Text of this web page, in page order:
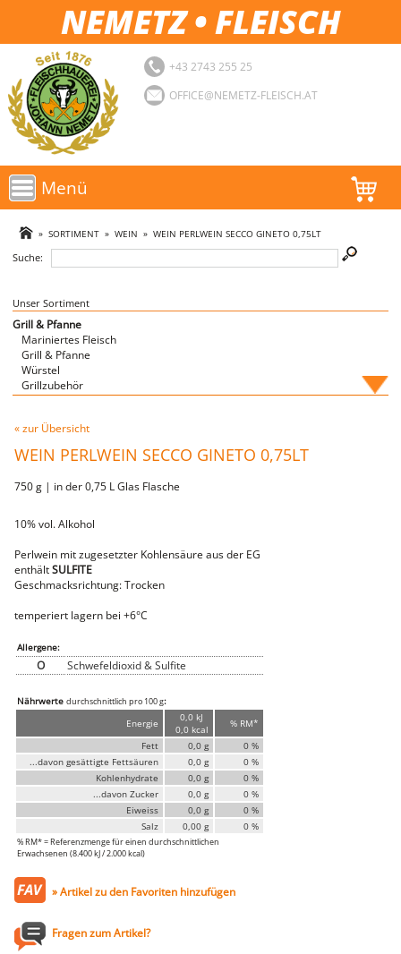
NEMETZ • FLEISCH
+43 2743 255 25
OFFICE@NEMETZ-FLEISCH.AT
Menü
AKTIONEN
SORTIMENT
LOGIN
FAVORITEN
» SORTIMENT» WEIN » WEIN PERLWEIN SECCO GINETO 0,75LT
Suche:
Unser Sortiment
Grill & Pfanne
Mariniertes Fleisch
Grill & Pfanne
Würstel
Grillzubehör
Fische
Fleischwaren
heimisches Wild
Hirsch & Reh
vom Wild
vom Rind
Steaks
Filet
Karree
vom Schwein
Sur
Steaks
Huhn
Faschiertes
STEAKS
DELUXE Rind
Steaks vom SCHWEIN
Nemetz-Menü
Wurstwaren
« zur Übersicht
WEIN PERLWEIN SECCO GINETO 0,75LT
750 g | in der 0,75 L Glas Flasche
10% vol. Alkohol
Perlwein mit zugesetzter Kohlensäure aus der EG
enthältSULFITE
Geschmacksrichtung: Trocken
temperiert lagern bei +6°C
Allergene:
O Schwefeldioxid & Sulfite
Nährwerte durchschnittlich pro 100 g:
Energie
0,0 kJ
0,0 kcal
% RM*
Fett
0,0 g
0 %
...davon gesättigte Fettsäuren
0,0 g
0 %
Kohlenhydrate
0,0 g
0 %
...davon Zucker
0,0 g
0 %
Eiweiss
0,0 g
0 %
Salz
0,00 g 0 %
% RM* = Referenzmenge für einen durchschnittlichen
Erwachsenen (8.400 kJ / 2.000 kcal)
» Artikel zu den Favoriten hinzufügen
Fragen zum Artikel?